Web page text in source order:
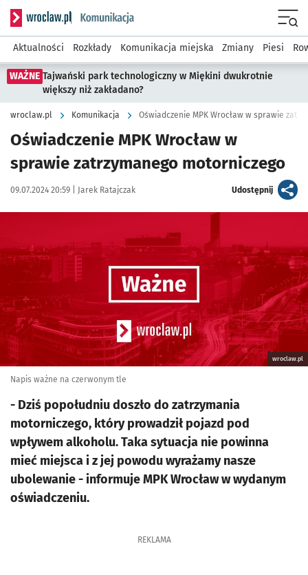
Serwis informacyjny wroclaw.pl podserwis: Komunikacja
Aktualności Rozkłady Komunikacja miejska Zmiany Piesi
WAŻNE Tajwański park technologiczny w Miękini dwukrotnie
większy niż zakładano?
wroclaw.pl Komunikacja Oświadczenie MPK Wrocław w sprawie
Oświadczenie MPK Wrocław w
sprawie zatrzymanego motorniczego
Data publikacji:
09.07.2024 20:59 | Autor:
Jarek Ratajczak Udostępnijartykuł
wroclaw.pl
Napis ważne na czerwonym tle
- Dziś popołudniu doszło do zatrzymania
motorniczego, który prowadził pojazd pod
wpływem alkoholu. Taka sytuacja nie powinna
mieć miejsca i z jej powodu wyrażamy nasze
ubolewanie - informuje MPK Wrocław w wydanym
oświadczeniu.
REKLAMA